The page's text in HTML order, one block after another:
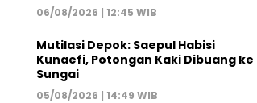
06/08/2026 | 12:45 WIB
Mutilasi Depok: Saepul Habisi
Kunaefi, Potongan Kaki Dibuang ke
Sungai
05/08/2026 | 14:49 WIB